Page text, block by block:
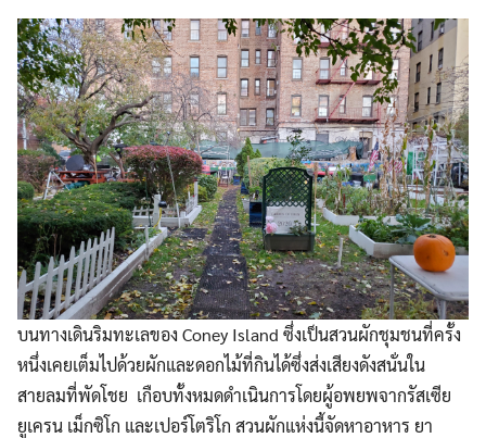
บนทางเดินริมทะเลของ Coney Island ซึ่งเป็นสวนผักชุมชนที่ครั้ง
หนึ่งเคยเต็มไปด้วยผักและดอกไม้ที่กินได้ซึ่งส่งเสียงดังสนั่นใน
สายลมที่พัดโชย เกือบทั้งหมดดำเนินการโดยผู้อพยพจากรัสเซีย
ยูเครน เม็กซิโก และเปอร์โตริโก สวนผักแห่งนี้จัดหาอาหาร ยา